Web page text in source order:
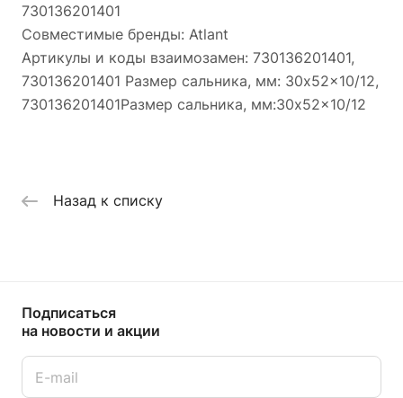
730136201401
Совместимые бренды: Atlant
Артикулы и коды взаимозамен: 730136201401,
730136201401 Размер сальника, мм: 30x52x10/12,
730136201401Размер сальника, мм:30x52x10/12
Назад к списку
Подписаться
на новости и акции